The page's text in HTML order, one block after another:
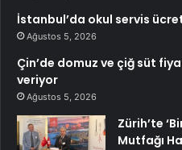
İstanbul’da okul servis
Ağustos 5, 2026
Çin’de domuz ve çiğ süt
veriyor
Ağustos 5, 2026
Zürih’te
Mutfağı